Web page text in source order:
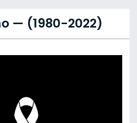
— (1980-2022)